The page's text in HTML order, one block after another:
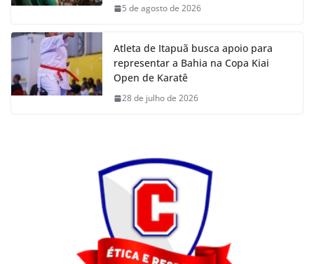
5 de agosto de 2026
Atleta de Itapuã busca apoio para
representar a Bahia na Copa Kiai
Open de Karatê
28 de julho de 2026